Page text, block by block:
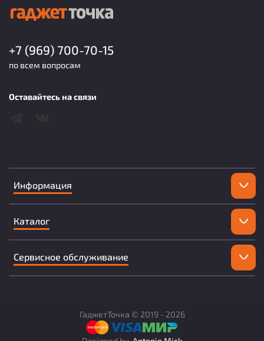
Информация
Каталог
Сервисное обслуживание
+7 (969) 700-70-15
по всем вопросам
Оставайтесь на связи
ГаджетТочка © 2019 - 2026